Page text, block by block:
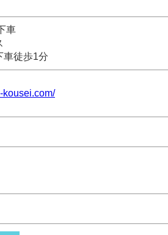
車
車徒歩1分
kousei.com/